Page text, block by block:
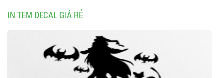
IN TEM DECAL GIÁ RẺ